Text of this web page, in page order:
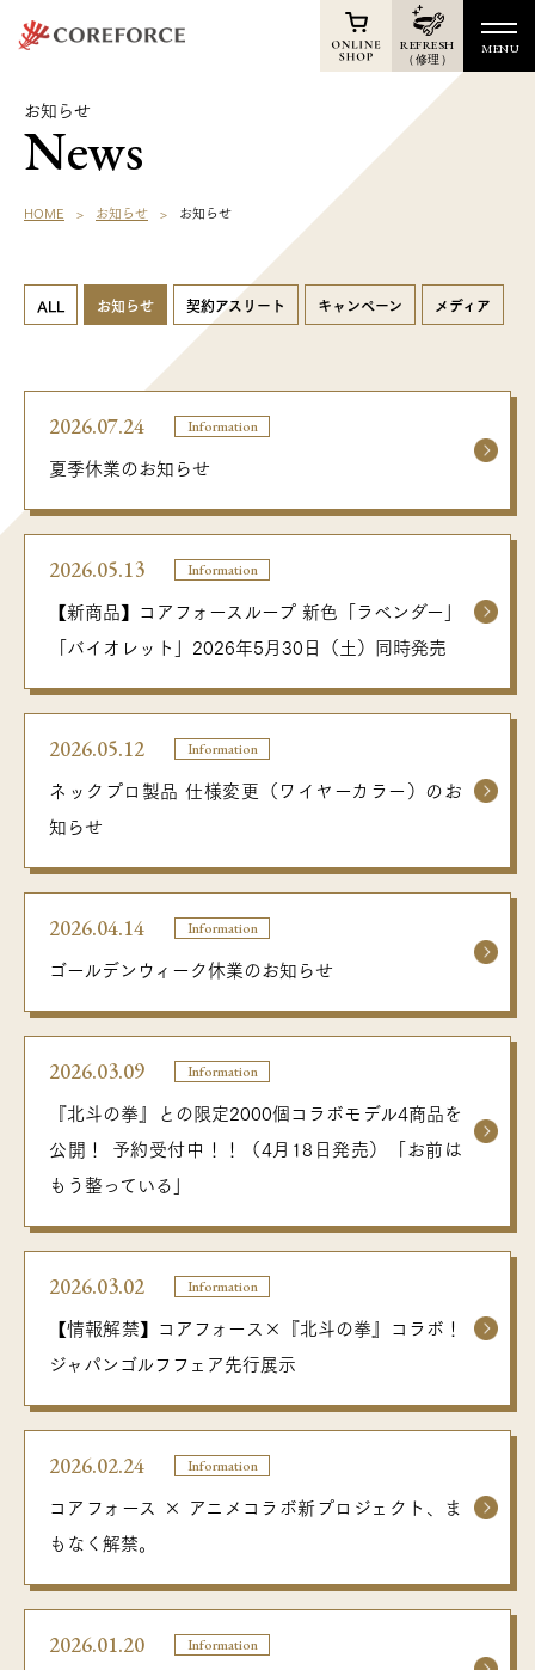
REFRESH
（修理）
MENU
TOP
Online Shop
Athletes
Voice
Shop
Membership
Reports
Language JP EN
FOLLOW US
お知らせ
News
HOME お知らせ お知らせ
ALL お知らせ 契約アスリート キャンペーン メディア
2026.07.24 Information
夏季休業のお知らせ
2026.05.13 Information
【新商品】コアフォースループ 新色「ラベンダー」
「バイオレット」2026年5月30日（土）同時発売
2026.05.12 Information
ネックプロ製品 仕様変更（ワイヤーカラー）のお
知らせ
2026.04.14 Information
ゴールデンウィーク休業のお知らせ
2026.03.09 Information
『北斗の拳』との限定2000個コラボモデル4商品を
公開！ 予約受付中！！（4月18日発売）「お前は
もう整っている」
2026.03.02 Information
【情報解禁】コアフォース×『北斗の拳』コラボ！
ジャパンゴルフフェア先行展示
2026.02.24 Information
コアフォース × アニメコラボ新プロジェクト、ま
もなく解禁。
2026.01.20 Information